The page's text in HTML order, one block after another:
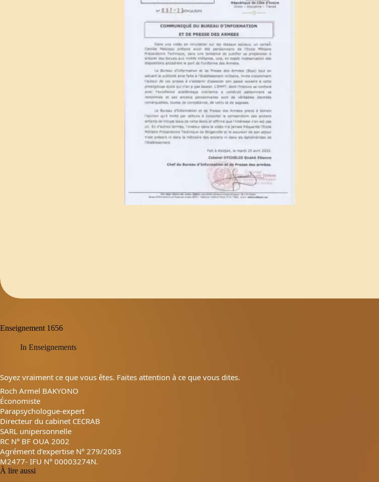
Enseignement 1656
In Enseignements
Soyez vraiment ce que vous êtes. Faites attention à ce que vous dites.
Roch Armel BAKYONO
Économiste
Parapsychologue-expert
Directeur du cabinet CECRAB
SARL unipersonnelle
RC N° BF OUA 2002
Agrément d’expertise N° 279/2003
M2477- IFU N° 00003274N.
À lire aussi